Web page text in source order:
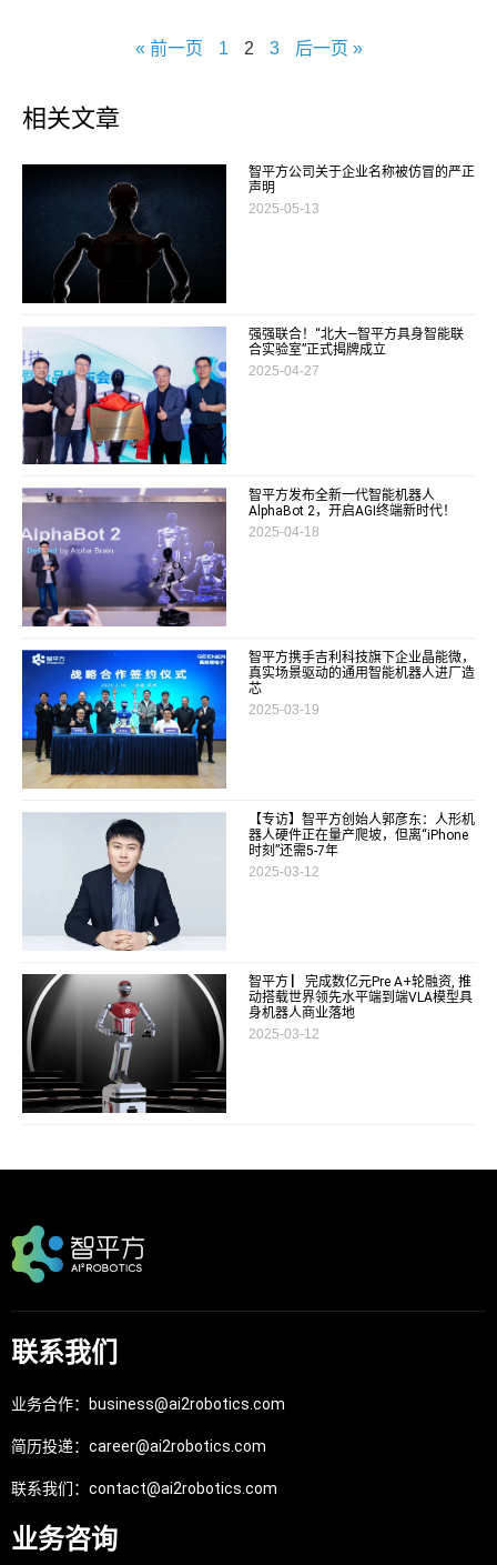
« 前一页 1 2 3 后一页 »
相关文章
智平方公司关于企业名称被仿冒的严正
声明
2025-05-13
强强联合！“北大—智平方具身智能联
合实验室”正式揭牌成立
2025-04-27
智平方发布全新一代智能机器人
AlphaBot 2，开启AGI终端新时代！
2025-04-18
智平方携手吉利科技旗下企业晶能微，
真实场景驱动的通用智能机器人进厂造
芯
2025-03-19
【专访】智平方创始人郭彦东：人形机
器人硬件正在量产爬坡，但离“iPhone
时刻”还需5-7年
2025-03-12
智平方 ▏完成数亿元Pre A+轮融资, 推
动搭载世界领先水平端到端VLA模型具
身机器人商业落地
2025-03-12
联系我们
业务合作：business@ai2robotics.com
简历投递：career@ai2robotics.com
联系我们：contact@ai2robotics.com
业务咨询